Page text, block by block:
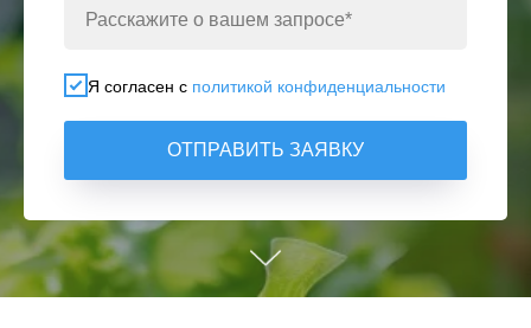
Я согласен с политикой конфиденциальности
ОТПРАВИТЬ ЗАЯВКУ